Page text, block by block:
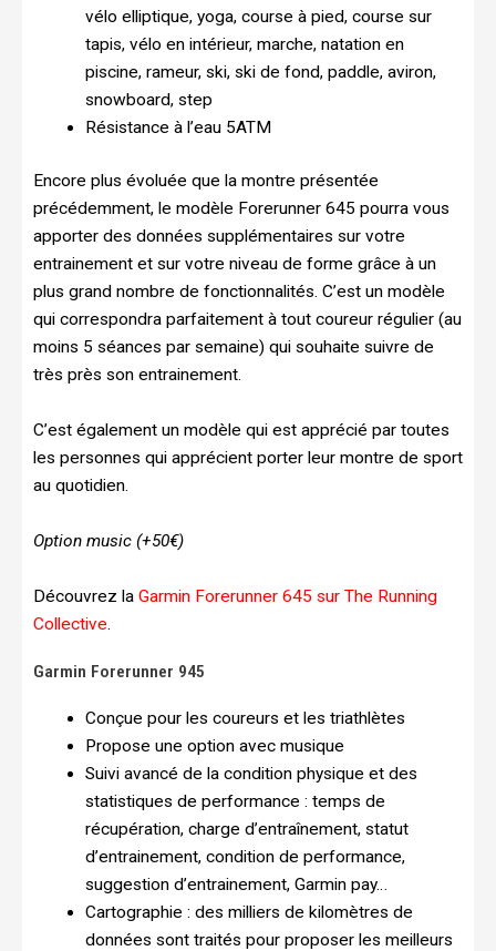
vélo elliptique, yoga, course à pied, course sur
tapis, vélo en intérieur, marche, natation en
piscine, rameur, ski, ski de fond, paddle, aviron,
snowboard, step
Résistance à l’eau 5ATM
Encore plus évoluée que la montre présentée
précédemment, le modèle Forerunner 645 pourra vous
apporter des données supplémentaires sur votre
entrainement et sur votre niveau de forme grâce à un
plus grand nombre de fonctionnalités. C’est un modèle
qui correspondra parfaitement à tout coureur régulier (au
moins 5 séances par semaine) qui souhaite suivre de
très près son entrainement.
C’est également un modèle qui est apprécié par toutes
les personnes qui apprécient porter leur montre de sport
au quotidien.
Option music (+50€)
Découvrez la Garmin Forerunner 645 sur The Running
Collective.
Garmin Forerunner 945
Conçue pour les coureurs et les triathlètes
Propose une option avec musique
Suivi avancé de la condition physique et des
statistiques de performance : temps de
récupération, charge d’entraînement, statut
d’entrainement, condition de performance,
suggestion d’entrainement, Garmin pay…
Cartographie : des milliers de kilomètres de
données sont traités pour proposer les meilleurs